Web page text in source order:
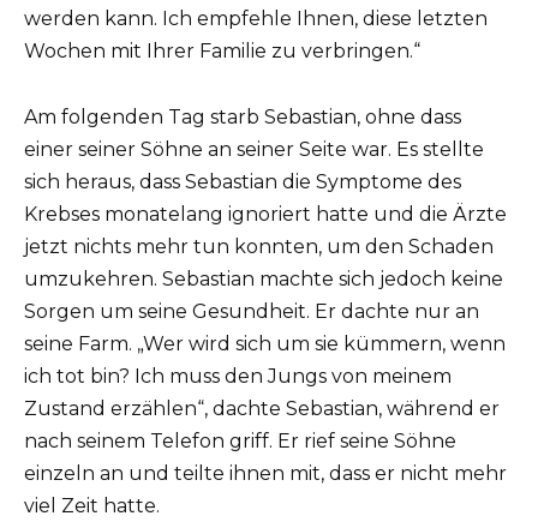
werden kann. Ich empfehle Ihnen, diese letzten
Wochen mit Ihrer Familie zu verbringen.“
Am folgenden Tag starb Sebastian, ohne dass
einer seiner Söhne an seiner Seite war. Es stellte
sich heraus, dass Sebastian die Symptome des
Krebses monatelang ignoriert hatte und die Ärzte
jetzt nichts mehr tun konnten, um den Schaden
umzukehren. Sebastian machte sich jedoch keine
Sorgen um seine Gesundheit. Er dachte nur an
seine Farm. „Wer wird sich um sie kümmern, wenn
ich tot bin? Ich muss den Jungs von meinem
Zustand erzählen“, dachte Sebastian, während er
nach seinem Telefon griff. Er rief seine Söhne
einzeln an und teilte ihnen mit, dass er nicht mehr
viel Zeit hatte.